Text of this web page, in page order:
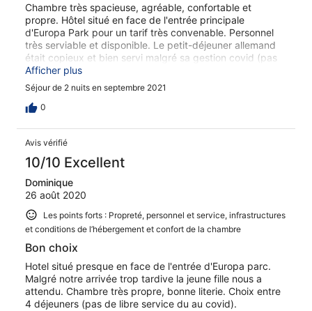
Chambre très spacieuse, agréable, confortable et
propre. Hôtel situé en face de l'entrée principale
d'Europa Park pour un tarif très convenable. Personnel
très serviable et disponible. Le petit-déjeuner allemand
était copieux et bien servi malgré sa gestion covid (pas
en version buffet actuellement) et le petit snack/pizza
est très pratique pour le soir à un tarif abordable.
Afficher plus
Séjour de 2 nuits en septembre 2021
0
Avis vérifié
10/10 Excellent
Dominique
26 août 2020
Les points forts : Propreté, personnel et service, infrastructures
et conditions de l’hébergement et confort de la chambre
Bon choix
Hotel situé presque en face de l'entrée d'Europa parc.
Malgré notre arrivée trop tardive la jeune fille nous a
attendu. Chambre très propre, bonne literie. Choix entre
4 déjeuners (pas de libre service du au covid).